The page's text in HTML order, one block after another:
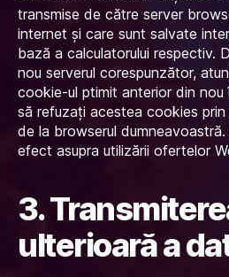
transmise de către server
internet și care sunt salvate
bază a calculatorului respectiv.
nou serverul corespunzător,
cookie-ul ptimit anterior din nou
să refuzați acestea cookies
de la browserul
efect asupra utilizării ofertelor
3.
ulterioară a